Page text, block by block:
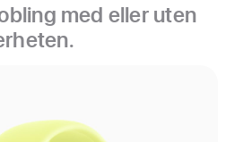
med eller uten